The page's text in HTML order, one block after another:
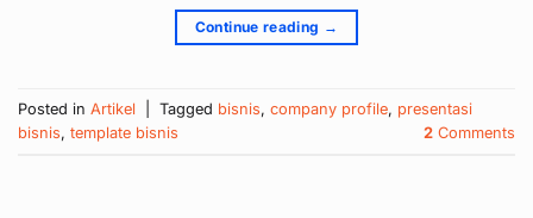
Continue reading →
Posted in Artikel Tagged bisnis, company profile, presentasi
bisnis, template bisnis 2 Comments